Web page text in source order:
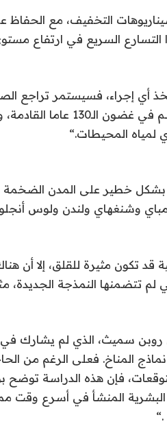
التسارع السريع في ارتفاع
أي إجراء، فسيستمر تراجع
البحر بما لا يقل عن 100
لمياه المحيطات“.
بشكل خطير على المدن الضخمة
وشنغهاي ولندن ولوس
قد تكون مثيرة للقلق، إلا أن
لم تتضمنها النمذجة الجديدة،
سميث، الذي لم يشارك في
المناخ. فعلى الرغم من
فإن هذه الدراسة توضح
البشرية المنشأ في أسرع وقت
“.